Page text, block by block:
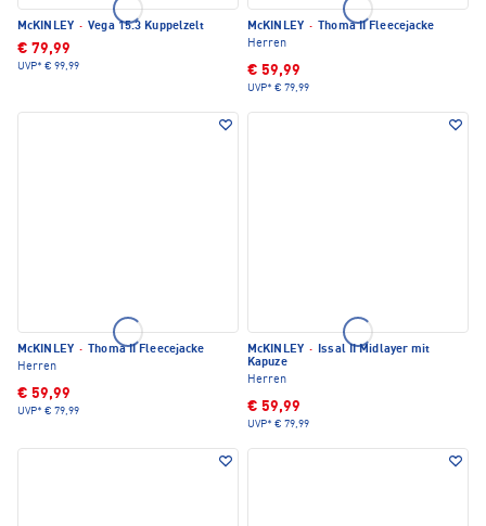
McKINLEY · Vega 15.3 Kuppelzelt
€ 79,99
UVP* € 99,99
McKINLEY ·
Thoma II Fleecejacke
Herren
€ 59,99
UVP* € 79,99
McKINLEY ·
Thoma II Fleecejacke
Herren
€ 59,99
UVP* € 79,99
McKINLEY · Issal II Midlayer mit
Kapuze
Herren
€ 59,99
UVP* € 79,99